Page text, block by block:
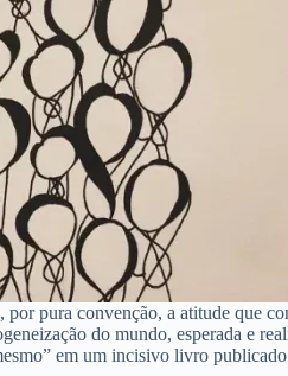
pura convenção, a atitude que
do mundo, esperada e
em um incisivo livro